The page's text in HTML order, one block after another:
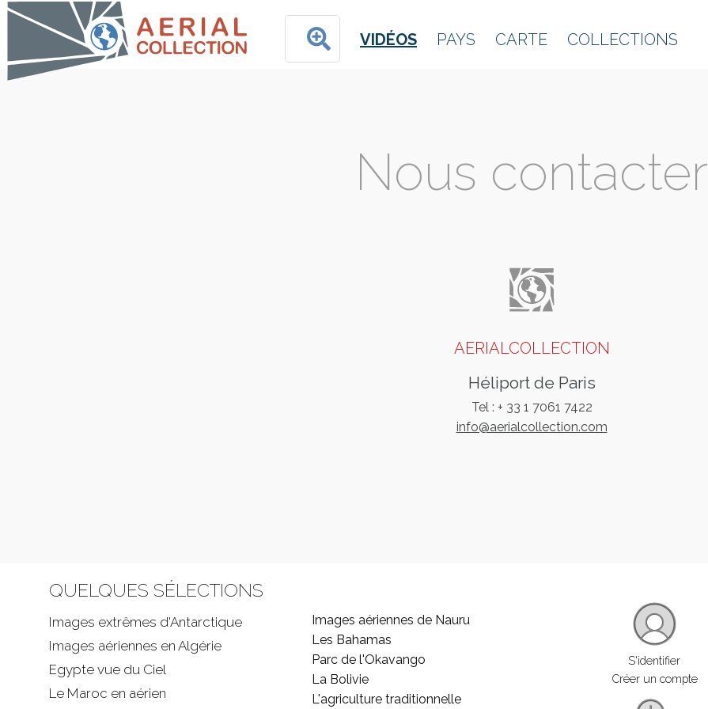
VIDÉOS PAYS CARTE COLLECTIONS
Nous contacter
AERIALCOLLECTION
Héliport de Paris
Tel : + 33 1 7061 7422
info@aerialcollection.com
QUELQUES SÉLECTIONS
Images extrêmes d'Antarctique
Images aériennes en Algérie
Egypte vue du Ciel
Le Maroc en aérien
Images aériennes de Nauru
Les Bahamas
Parc de l'Okavango
La Bolivie
L'agriculture traditionnelle
S'identifier
Créer un compte